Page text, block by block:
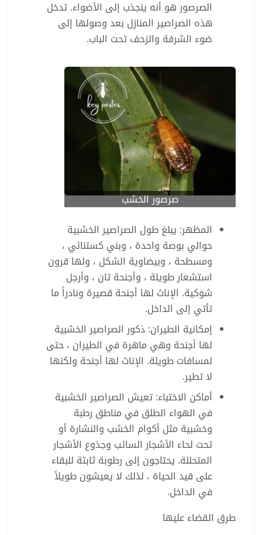
الصرصور هو أنه ينجذب إلى الأضواء. تدخل
هذه الصراصير المنازل بعد وصولها إلى
ضوء الشرفة والزحف تحت الباب.
صرصور الخشب
المظهر: يبلغ طول الصراصير الخشبية
حوالي بوصة واحدة ، وبني كستنائي ،
ومسطحة ، وبيضاوية الشكل ، ولها قرون
استشعار طويلة ، وأجنحة تان ، وأرجل
شوكية. الإناث لها أجنحة قصيرة ونادراً ما
تأتي إلى الداخل.
إمكانية الطيران: ذكور الصراصير الخشبية
لها أجنحة وهي ماهرة في الطيران ، حتى
لمسافات طويلة. الإناث لها أجنحة ولكنها
لا تطير.
أماكن الاختباء: تعيش الصراصير الخشبية
في الهواء الطلق في مناطق رطبة
وخشبية مثل أكوام الخشب والنشارة أو
تحت لحاء الأشجار السائب وجذوع الأشجار
المتحللة. يحتاجون إلى رطوبة ثابتة للبقاء
على قيد الحياة ، لذلك لا يعيشون طويلاً
في الداخل.
طرق القضاء عليها